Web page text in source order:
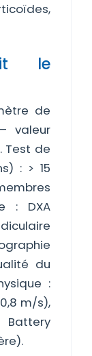
le
de
valeur
Test de
: > 15
: DXA
du
:
m/s),
Battery